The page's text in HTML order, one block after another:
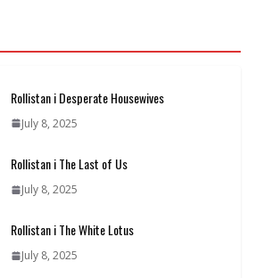
Rollistan i Desperate Housewives
July 8, 2025
Rollistan i The Last of Us
July 8, 2025
Rollistan i The White Lotus
July 8, 2025